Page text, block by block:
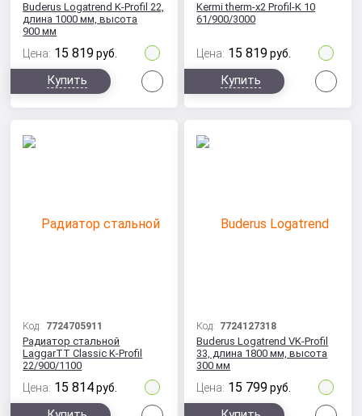
Buderus Logatrend K-Profil 22,
длина 1000 мм, высота
900 мм
Цена: 15 819 руб.
Купить
Kermi therm-x2 Profil-K 10
61/900/3000
Цена: 15 819 руб.
Купить
Код: 7724705911
Радиатор стальной
LaggarTT Classic K-Profil
22/900/1100
Цена: 15 814 руб.
Код: 7724127318
Buderus Logatrend VK-Profil
33, длина 1800 мм, высота
300 мм
Цена: 15 799 руб.